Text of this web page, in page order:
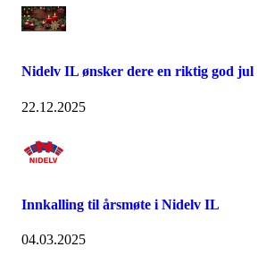
Nidelv IL ønsker dere en riktig god jul
22.12.2025
Innkalling til årsmøte i Nidelv IL
04.03.2025